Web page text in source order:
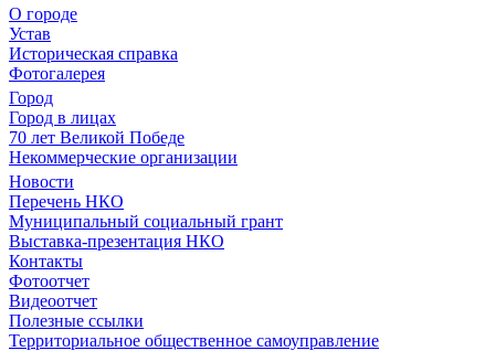
О городе
Устав
Историческая справка
Фотогалерея
Город
Город в лицах
70 лет Великой Победе
Некоммерческие организации
Новости
Перечень НКО
Муниципальный социальный грант
Выставка-презентация НКО
Контакты
Фотоотчет
Видеоотчет
Полезные ссылки
Территориальное общественное самоуправление